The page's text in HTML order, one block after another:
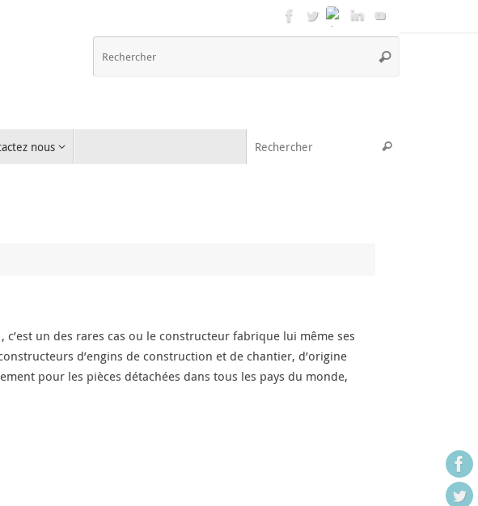
Rechercher
nous Rechercher
, c’est un des rares cas ou le constructeur fabrique lui même ses
d’engins de construction et de chantier, d’origine
pour les pièces détachées dans tous les pays du monde,